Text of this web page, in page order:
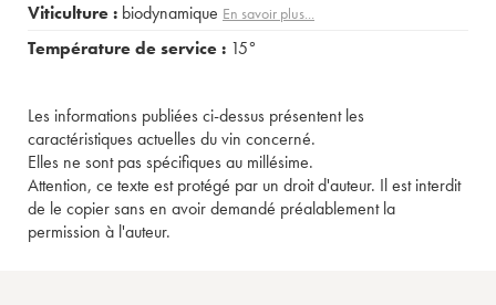
Viticulture : biodynamique En savoir plus...
Température de service : 15°
Les informations publiées ci-dessus présentent les
caractéristiques actuelles du vin concerné.
Elles ne sont pas spécifiques au millésime.
Attention, ce texte est protégé par un droit d'auteur. Il est interdit
de le copier sans en avoir demandé préalablement la
permission à l'auteur.